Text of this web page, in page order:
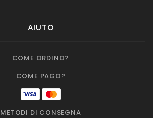
AIUTO
COME ORDINO?
COME PAGO?
METODI DI CONSEGNA